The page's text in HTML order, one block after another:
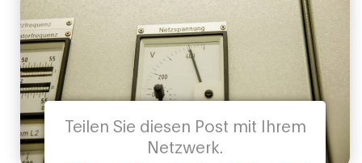
Teilen Sie diesen Post mit Ihrem
Netzwerk.